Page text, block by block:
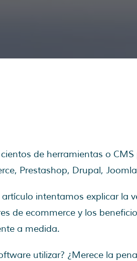
cientos de herramientas o
Prestashop, Drupal,
artículo intentamos explicar la
de ecommerce y los
a medida.
utilizar? ¿Merece la